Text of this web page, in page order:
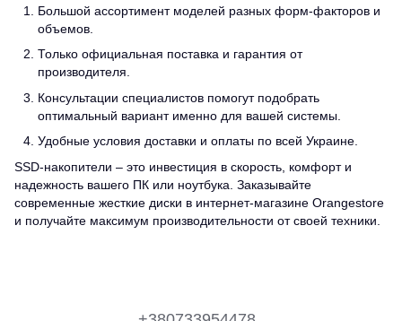
Большой ассортимент моделей разных форм-факторов и
объемов.
Только официальная поставка и гарантия от
производителя.
Консультации специалистов помогут подобрать
оптимальный вариант именно для вашей системы.
Удобные условия доставки и оплаты по всей Украине.
SSD-накопители – это инвестиция в скорость, комфорт и
надежность вашего ПК или ноутбука. Заказывайте
современные жесткие диски в интернет-магазине Orangestore
и получайте максимум производительности от своей техники.